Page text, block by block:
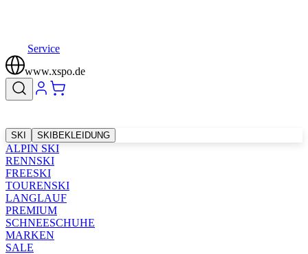
Service
www.xspo.de
SKI SKIBEKLEIDUNG
ALPIN SKI
RENNSKI
FREESKI
TOURENSKI
LANGLAUF
PREMIUM
SCHNEESCHUHE
MARKEN
SALE